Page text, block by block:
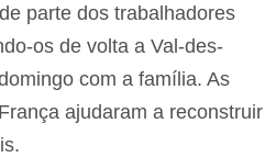
parte dos trabalhadores
os de volta a Val-des-
com a família. As
ajudaram a reconstruir